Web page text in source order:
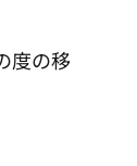
度の移